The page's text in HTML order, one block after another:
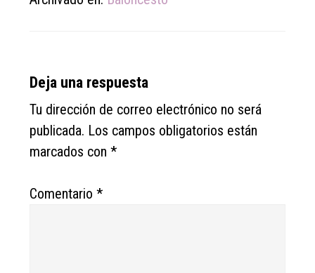
Reader
Interactions
Deja una respuesta
Tu dirección de correo electrónico no será
publicada. Los campos obligatorios están
marcados con*
Comentario*